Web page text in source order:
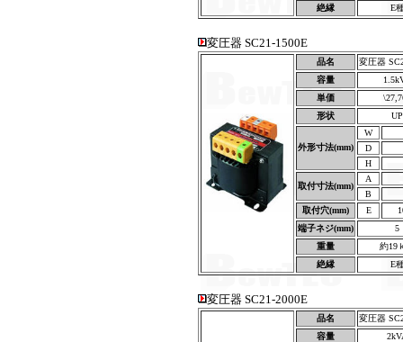
絶縁 E
変圧器 SC21-1500E
品名
変圧器
容量
単価
形状
UP
外形寸法(mm)
W
D
H
取付寸法(mm)
A
B
取付穴(mm)
E
端子ネジ(mm)
5
重量
約19
絶縁
E
変圧器 SC21-2000E
品名
変圧器
容量